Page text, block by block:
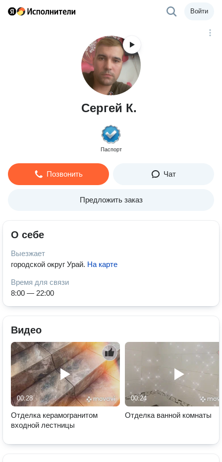
Войти
Сергей К.
Паспорт
Позвонить Чат
Предложить заказ
О себе
Выезжает
городской округ Урай. На карте
Время для связи
8:00 — 22:00
Видео
00:28
Отделка керамогранитом
входной лестницы
00:24
Отделка ванной комнаты